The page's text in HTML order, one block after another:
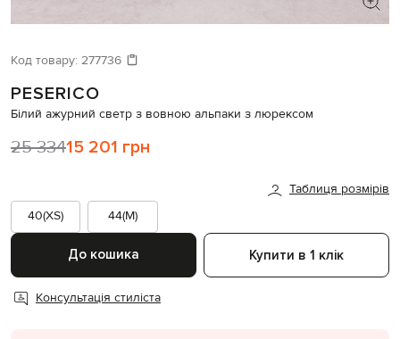
Давайте підберемо щось ще
Схожі товари
Код товару: 277736
PESERICO
Білий ажурний светр з вовною альпаки з люрексом
25 33415 201 грн
Таблиця розмірів
40(XS)
44(M)
До кошика Купити в 1 клік
Консультація стиліста